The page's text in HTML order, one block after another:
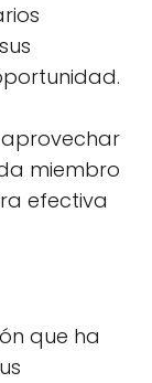
miembro
efectiva
que ha